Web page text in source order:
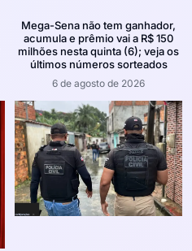
Mega-Sena não tem ganhador,
acumula e prêmio vai a R$ 150
milhões nesta quinta (6); veja os
últimos números sorteados
6 de agosto de 2026